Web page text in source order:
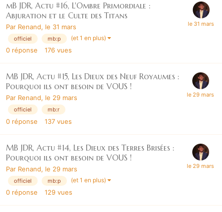
mB JDR, Actu #16, L'Ombre Primordiale :
Abjuration et le Culte des Titans
Par Renand, le 31 mars
officiel mb:p (et 1 en plus)
0 réponse 176 vues
MB JDR, Actu #15, Les Dieux des Neuf Royaumes :
Pourquoi ils ont besoin de VOUS !
Par Renand, le 29 mars
officiel mb:r
0 réponse 137 vues
MB JDR, Actu #14, Les Dieux des Terres Brisées :
Pourquoi ils ont besoin de VOUS !
Par Renand, le 29 mars
officiel mb:p (et 1 en plus)
0 réponse 129 vues